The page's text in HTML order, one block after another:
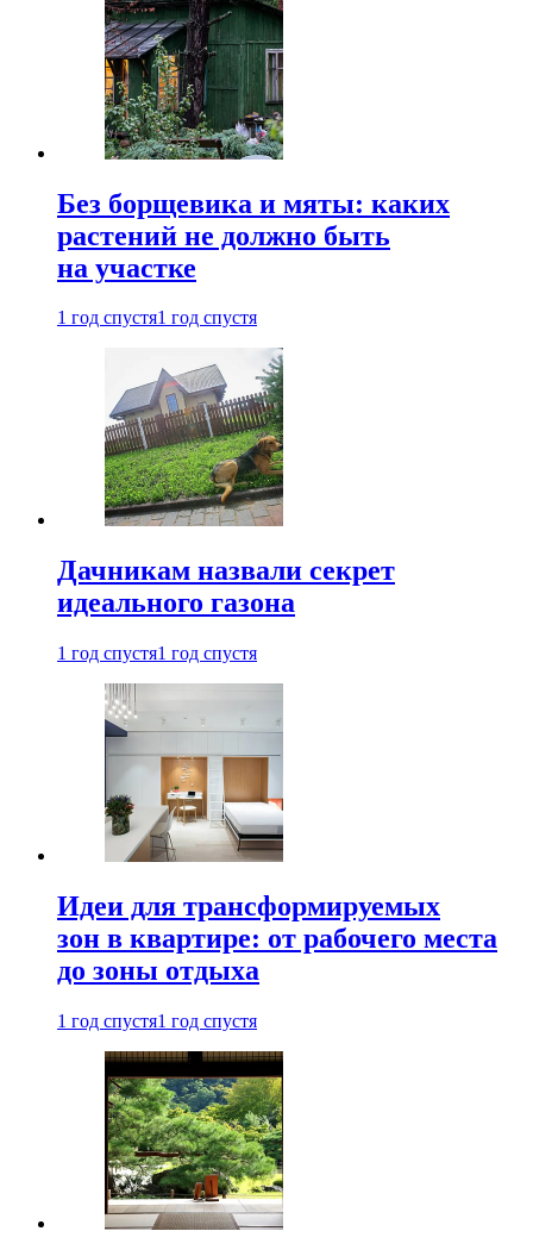
Без борщевика и мяты: каких
растений не должно быть
на участке
1 год спустя1 год спустя
Дачникам назвали секрет
идеального газона
1 год спустя1 год спустя
Идеи для трансформируемых
зон в квартире: от рабочего места
до зоны отдыха
1 год спустя1 год спустя